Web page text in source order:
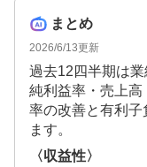
まとめ
2026/6/13更新
過去12四半期は
純利益率・売上
率の改善と有利
ます。
〈収益性〉